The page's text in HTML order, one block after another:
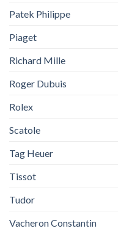
Patek Philippe
Piaget
Richard Mille
Roger Dubuis
Rolex
Scatole
Tag Heuer
Tissot
Tudor
Vacheron Constantin